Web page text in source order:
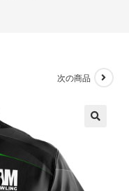
次の商品